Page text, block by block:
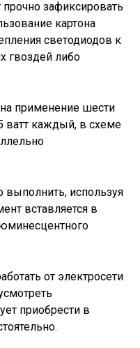
зафиксировать
картона
светодиодов к
гвоздей либо
на применение шести
ватт каждый, в схеме
используя
вставляется в
от электросети
приобрести в